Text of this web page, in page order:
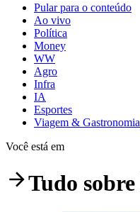
Pular para o conteúdo
Ao vivo
Política
Money
WW
Agro
Infra
IA
Esportes
Viagem & Gastronomia
Você está em
Tudo sobre